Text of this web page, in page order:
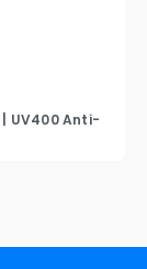
UV400 Anti-